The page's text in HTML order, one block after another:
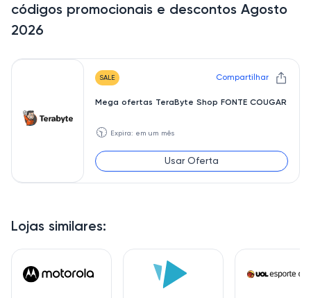
Lojas similares:
códigos promocionais e descontos Agosto
2026
SALE Compartilhar
Mega ofertas TeraByte Shop FONTE COUGAR
🕥 Expira: em um mês
Usar Oferta